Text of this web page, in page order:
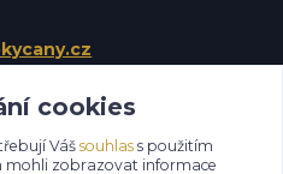
cookies
Váš souhlass použitím
mohli zobrazovat informace